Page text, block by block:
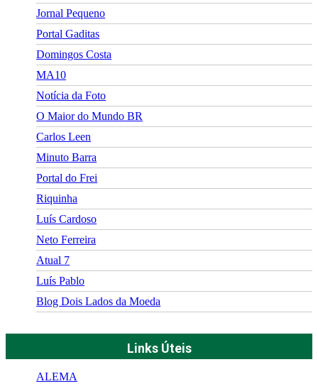
Jornal Pequeno
Portal Gaditas
Domingos Costa
MA10
Notícia da Foto
O Maior do Mundo BR
Carlos Leen
Minuto Barra
Portal do Frei
Riquinha
Luís Cardoso
Neto Ferreira
Atual 7
Luís Pablo
Blog Dois Lados da Moeda
Links Úteis
ALEMA